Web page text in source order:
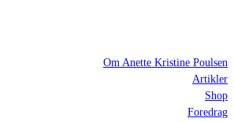
Om Anette Kristine Poulsen
Artikler
Shop
Foredrag